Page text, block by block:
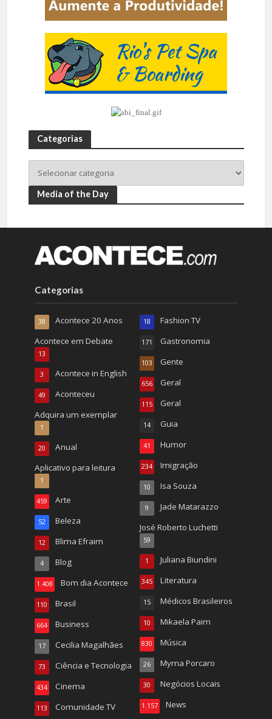
Categorias
Media of the Day
Categorias
Acontece 20 Anos
38
Acontece em Debate
13
Acontece in English
3
Aconteceu
49
Adquira um exemplar
1
Anual
20
Aplicativo para leitura
1
Arte
459
Beleza
52
Blima Efraim
12
Blog
4
Bom dia Acontece
1.408
Brasil
110
Business
664
Cecilia Magalhães
17
Ciência e Tecnologia
73
Cinema
434
Comunidade TV
113
Fashion TV
18
Gastronomia
171
Gente
103
Geral
656
Geral
115
Guia
14
Humor
41
Imigração
234
Isa Souza
10
Jade Matarazzo
9
José Roberto Luchetti
59
Juliana Biundini
1
Literatura
345
Médicos Brasileiros
15
Mikaela Paim
10
Música
830
Myrna Porcaro
26
Negócios Locais
30
News
1.157